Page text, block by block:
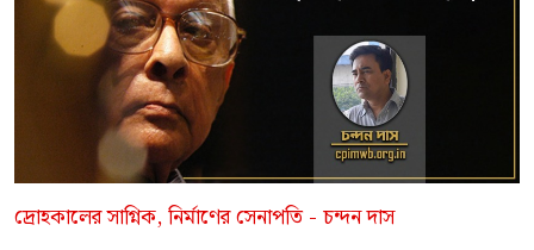
দ্রোহকালের সাগ্নিক, নির্মাণের সেনাপতি - চন্দন দাস